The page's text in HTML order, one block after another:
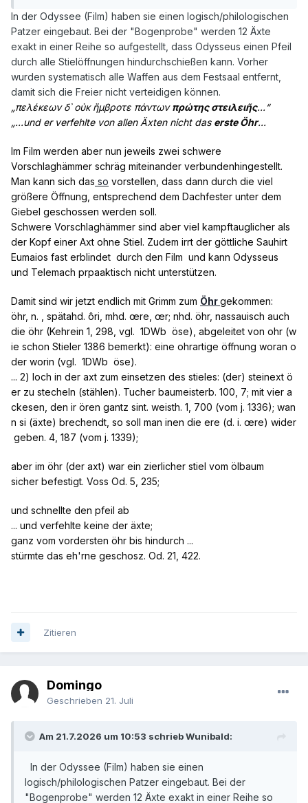
kommentiert, in erster Linie, weil Helena, die schönste
Frau der antiken Welt durch eine dunkelschwarz
pigmentierte Frau dargestellt wird. Für den Woke-ismus
ist das wegen der allgemein gültigen Schönheitsskala
und der kulturellen Teilnahme richtig. Vielleicht wäre aber
ein(e) diverserEskimo Innuit-Hermaphrodit doch noch
besser geworden.
Mythologie als die aus einem Ei geborene Tochter
des Zeus und der Leda...Leda wiederum ist in
der griechischen Mythologie die Tochter
desätolischenKönigs Thestios und der Eurythemis.
Vielleicht gaht das Ganze auf einen schnöden Verleser
mitäthiopischzurück?. Wohl kaum ist Zeus der Leda
alsschwarzer Schwan erschienen, denn die wohnen in
Australien, das damals noch nicht entdeckt war.
Laistrigonen vor in Weißblechrüstungen , wie man sie in
Klamaukfilmen der Fünfzigerjahre gerne in Ritterburgen
und neureichen Protzvillen gesehen hat. Und das,
obwohl Odysseus selbst thematisiert, dass er noch in der
Bronzezeit lebt.
Manches habe ich vermisst, insbesondere die Nausikka-
Episode bei den Phäaken. Manches habe ich mir vor
meinem inneren Auge anders vorgestellt wie den Gang in
die Unterwelt (Asphodeloswiesen!), aber das ist
Der Film ist überlang, fast drei Stunden, da wäre ein
Schlachtenlärm bläst einen vom Sitz und erfüllt den
Tatbestand der Körperverletzung. Selbst der Donner des
Zeug kommt dagegen nicht an.
In der Odyssee (Film) haben sie einen logisch/philologischen
Patzer eingebaut. Bei der "Bogenprobe" werden 12 Äxte
exakt in einer Reihe so aufgestellt, dass Odysseus einen Pfeil
durch alle Stielöffnungen hindurchschießen kann. Vorher
wurden systematisch alle Waffen aus dem Festsaal entfernt,
damit sich die Freier nicht verteidigen können.
„πελέκεων δ᾽ οὐκ ἤμβροτε πάντωνπρώτης στειλειῆς...“
„...und er verfehlte von allen Äxten nicht das erste Öhr...
Im Film werden aber nun jeweils zwei schwere
Vorschlaghämmer schräg miteinander verbundenhingestellt.
Man kann sich das so vorstellen, dass dann durch die viel
größere Öffnung, entsprechend dem Dachfester unter dem
Giebel geschossen werden soll.
Schwere Vorschlaghämmer sind aber viel kampftauglicher als
der Kopf einer Axt ohne Stiel. Zudem irrt der göttliche Sauhirt
Eumaios fast erblindet durch den Film und kann Odysseus
und Telemach prpaaktisch nicht unterstützen.
Damit sind wir jetzt endlich mit Grimm zum Öhrgekommen:
öhr, n. , spätahd. ôri, mhd. œre, œr; nhd. öhr, nassauisch auch
die öhr (Kehrein 1, 298, vgl. 1DWb öse), abgeleitet von ohr (w
ie schon Stieler 1386 bemerkt): eine ohrartige öffnung woran o
der worin (vgl. 1DWb öse).
... 2) loch in der axt zum einsetzen des stieles: (der) steinext ö
er zu stecheln (stählen). Tucher baumeisterb. 100, 7; mit vier a
ckesen, den ir ören gantz sint. weisth. 1, 700 (vom j. 1336); wan
n si (äxte) brechendt, so soll man inen die ere (d. i. œre) wider
geben. 4, 187 (vom j. 1339);
aber im öhr (der axt) war ein zierlicher stiel vom ölbaum
sicher befestigt. Voss Od. 5, 235;
und schnellte den pfeil ab
... und verfehlte keine der äxte;
ganz vom vordersten öhr bis hindurch ...
stürmte das eh'rne geschosz. Od. 21, 422.
Zitieren
Domingo
Geschrieben 21. Juli
Am 21.7.2026 um 10:53 schrieb Wunibald:
In der Odyssee (Film) haben sie einen
logisch/philologischen Patzer eingebaut. Bei der
"Bogenprobe" werden 12 Äxte exakt in einer Reihe so